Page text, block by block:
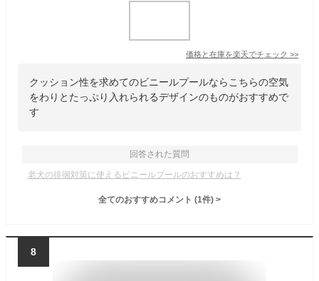
価格と在庫を楽天でチェック >>
クッション性を求めてのビニールプールならこちらの空気
をわりとたっぷり入れられるデザインのものがおすすめで
す
回答された質問
老犬の徘徊対策に使えるビニールプールのおすすめは？
全てのおすすめコメント (1件) >
8